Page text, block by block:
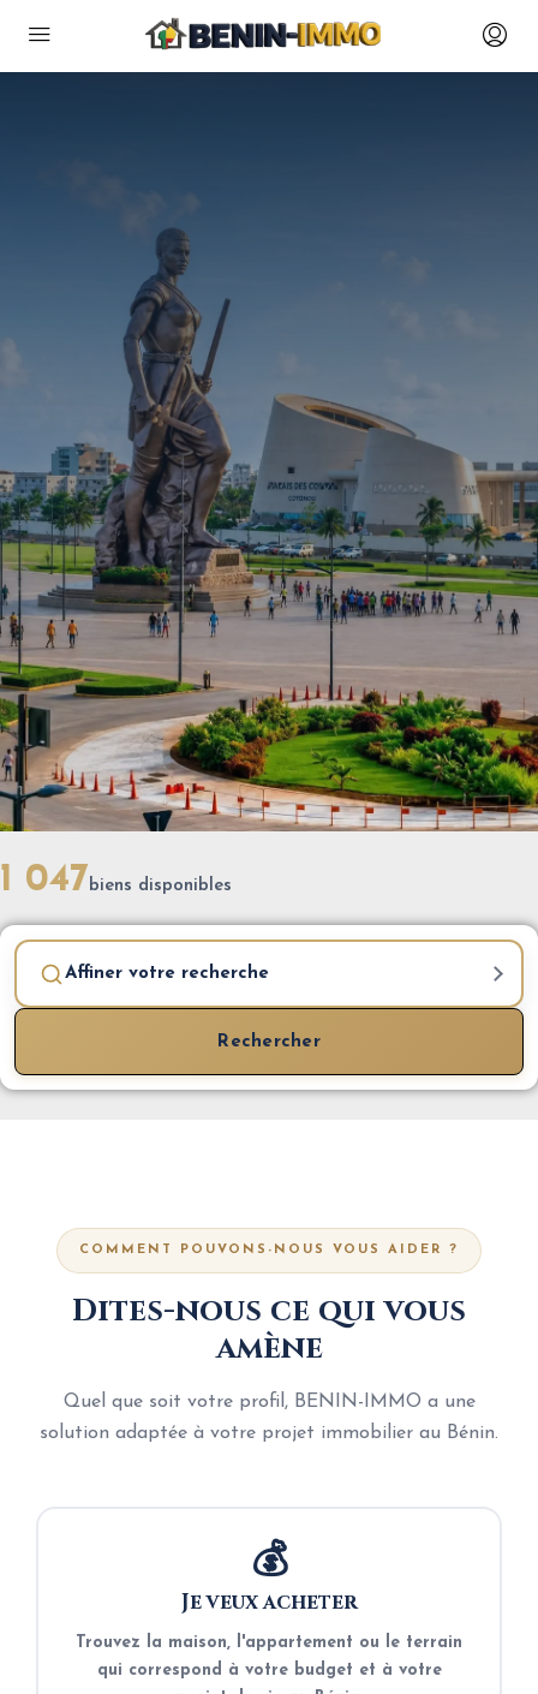
1 047biens disponibles
Affiner votre recherche
Rechercher
COMMENT POUVONS-NOUS VOUS AIDER ?
Dites-nous ce qui vous
amène
Quel que soit votre profil, BENIN-IMMO a une
solution adaptée à votre projet immobilier au Bénin.
💰
Je veux acheter
Trouvez la maison, l'appartement ou le terrain
qui correspond à votre budget et à votre